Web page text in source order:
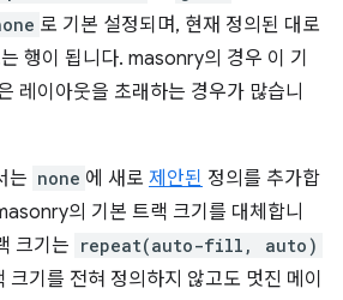
로 기본 설정되며, 현재 정의된 대로
행이 됩니다. masonry의 경우 이 기
레이아웃을 초래하는 경우가 많습니
는 none 에 새로 제안된 정의를 추가합
의 기본 트랙 크기를 대체합니
크기는 repeat(auto-fill, auto)
크기를 전혀 정의하지 않고도 멋진 메이